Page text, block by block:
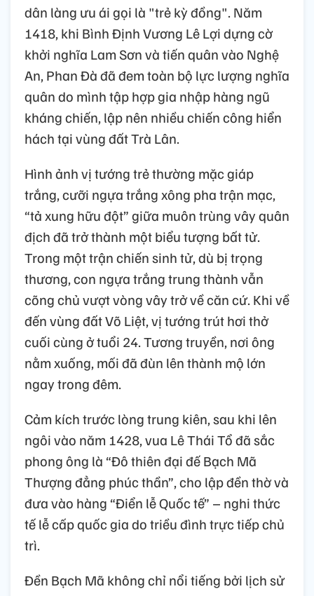
dân làng ưu ái gọi là "trẻ kỳ đồng". Năm
1418, khi Bình Định Vương Lê Lợi dựng cờ
khởi nghĩa Lam Sơn và tiến quân vào Nghệ
An, Phan Đà đã đem toàn bộ lực lượng nghĩa
quân do mình tập hợp gia nhập hàng ngũ
kháng chiến, lập nên nhiều chiến công hiển
hách tại vùng đất Trà Lân.
Hình ảnh vị tướng trẻ thường mặc giáp
trắng, cưỡi ngựa trắng xông pha trận mạc,
“tả xung hữu đột” giữa muôn trùng vây quân
địch đã trở thành một biểu tượng bất tử.
Trong một trận chiến sinh tử, dù bị trọng
thương, con ngựa trắng trung thành vẫn
cõng chủ vượt vòng vây trở về căn cứ. Khi về
đến vùng đất Võ Liệt, vị tướng trút hơi thở
cuối cùng ở tuổi 24. Tương truyền, nơi ông
nằm xuống, mối đã đùn lên thành mộ lớn
ngay trong đêm.
Cảm kích trước lòng trung kiên, sau khi lên
ngôi vào năm 1428, vua Lê Thái Tổ đã sắc
phong ông là “Đô thiên đại đế Bạch Mã
Thượng đẳng phúc thần”, cho lập đền thờ và
đưa vào hàng “Điển lễ Quốc tế” – nghi thức
tế lễ cấp quốc gia do triều đình trực tiếp chủ
trì.
Đền Bạch Mã không chỉ nổi tiếng bởi lịch sử